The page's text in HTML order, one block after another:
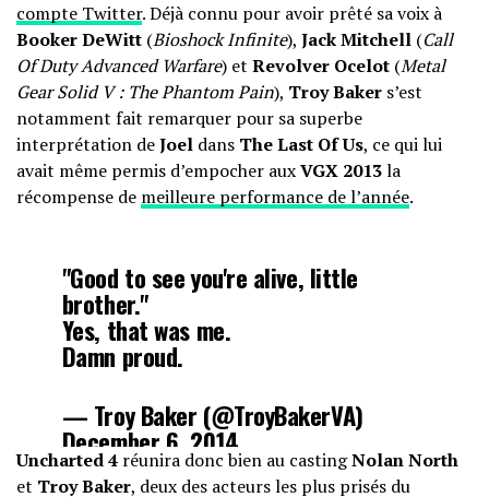
compte Twitter. Déjà connu pour avoir prêté sa voix à
Booker DeWitt (Bioshock Infinite), Jack Mitchell (Call
Of Duty Advanced Warfare) et Revolver Ocelot (Metal
Gear Solid V : The Phantom Pain), Troy Baker s’est
notamment fait remarquer pour sa superbe
interprétation deJoel dans The Last Of Us, ce qui lui
avait même permis d’empocher auxVGX 2013la
récompense de meilleure performance de l’année.
"Good to see you're alive, little
brother."
Yes, that was me.
Damn proud.
— Troy Baker (@TroyBakerVA)
December 6, 2014
Uncharted 4 réunira donc bien au castingNolan North
et Troy Baker, deux des acteurs les plus prisés du